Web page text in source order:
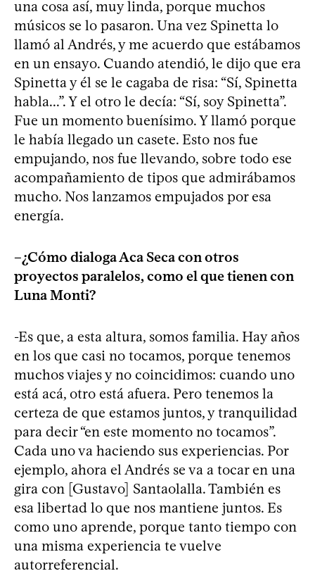
una cosa así, muy linda, porque muchos
músicos se lo pasaron. Una vez Spinetta lo
llamó al Andrés, y me acuerdo que estábamos
en un ensayo. Cuando atendió, le dijo que era
Spinetta y él se le cagaba de risa: “Sí, Spinetta
habla...”. Y el otro le decía: “Sí, soy Spinetta”.
Fue un momento buenísimo. Y llamó porque
le había llegado un casete. Esto nos fue
empujando, nos fue llevando, sobre todo ese
acompañamiento de tipos que admirábamos
mucho. Nos lanzamos empujados por esa
energía.
–¿Cómo dialoga Aca Seca con otros
proyectos paralelos, como el que tienen con
Luna Monti?
-Es que, a esta altura, somos familia. Hay años
en los que casi no tocamos, porque tenemos
muchos viajes y no coincidimos: cuando uno
está acá, otro está afuera. Pero tenemos la
certeza de que estamos juntos, y tranquilidad
para decir “en este momento no tocamos”.
Cada uno va haciendo sus experiencias. Por
ejemplo, ahora el Andrés se va a tocar en una
gira con [Gustavo] Santaolalla. También es
esa libertad lo que nos mantiene juntos. Es
como uno aprende, porque tanto tiempo con
una misma experiencia te vuelve
autorreferencial.